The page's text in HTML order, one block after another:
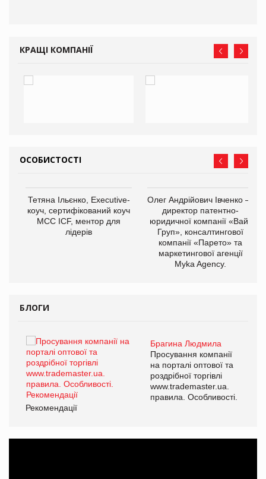
КРАЩІ КОМПАНІЇ
ОСОБИСТОСТІ
Тетяна Ільєнко, Executive-
коуч, сертифікований коуч
МСС ICF, ментор для
лідерів
Олег Андрійович Івченко —
директор патентно-
юридичної компанії «Вайз
Груп», консалтингової
компанії «Парето» та
маркетингової агенції
Myka Agency.
БЛОГИ
Брагина Людмила
Просування компанії
на порталі оптової та
роздрібної торгівлі
www.trademaster.ua.
правила. Особливості.
Рекомендації